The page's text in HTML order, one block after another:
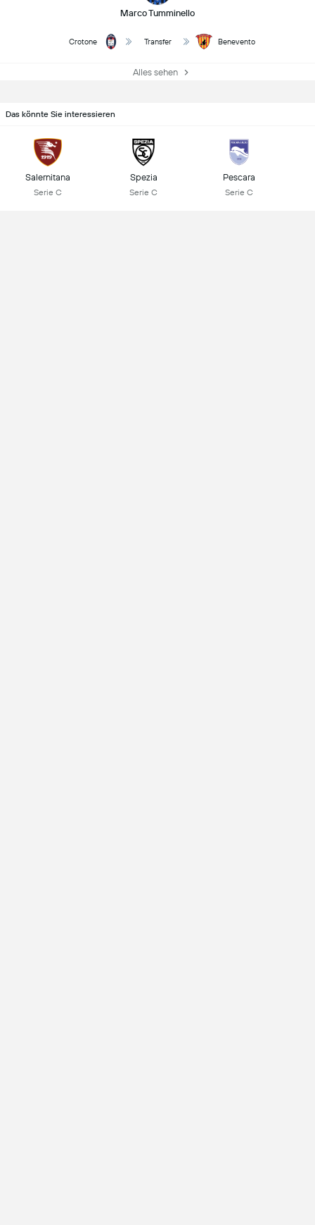
Marco Tumminello
Crotone Transfer Benevento
Alles sehen
Das könnte Sie interessieren
Salernitana
Serie C
Spezia
Serie C
Pescara
Serie C